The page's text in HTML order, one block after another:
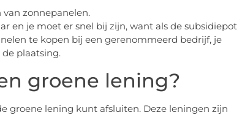
zonnepanelen.
en je moet er snel bij zijn, want als de subsidiepot
te kopen bij een gerenommeerd bedrijf, je
plaatsing.
groene lening?
groene lening kunt afsluiten. Deze leningen zijn